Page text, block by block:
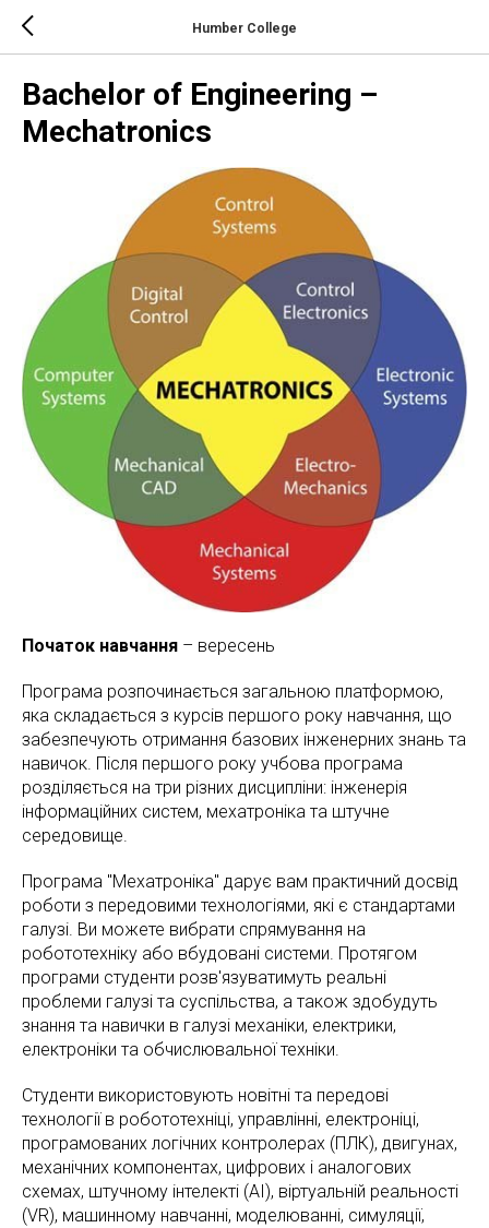
Humber College
Bachelor of Engineering –
Mechatronics
Початок навчання – вересень
Програма розпочинається загальною платформою,
яка складається з курсів першого року навчання, що
забезпечують отримання базових інженерних знань та
навичок. Після першого року учбова програма
розділяється на три різних дисципліни: інженерія
інформаційних систем, мехатроніка та штучне
середовище.
Програма "Мехатроніка" дарує вам практичний досвід
роботи з передовими технологіями, які є стандартами
галузі. Ви можете вибрати спрямування на
робототехніку або вбудовані системи. Протягом
програми студенти розв'язуватимуть реальні
проблеми галузі та суспільства, а також здобудуть
знання та навички в галузі механіки, електрики,
електроніки та обчислювальної техніки.
Студенти використовують новітні та передові
технології в робототехніці, управлінні, електроніці,
програмованих логічних контролерах (ПЛК), двигунах,
механічних компонентах, цифрових і аналогових
схемах, штучному інтелекті (AI), віртуальній реальності
(VR), машинному навчанні, моделюванні, симуляції,